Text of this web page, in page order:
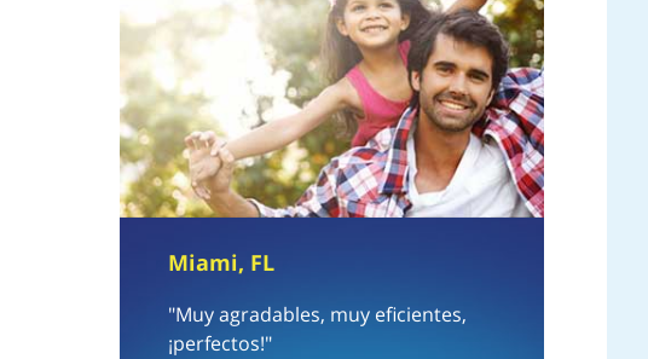
Miami, FL
"Muy agradables, muy eficientes,
¡perfectos!"